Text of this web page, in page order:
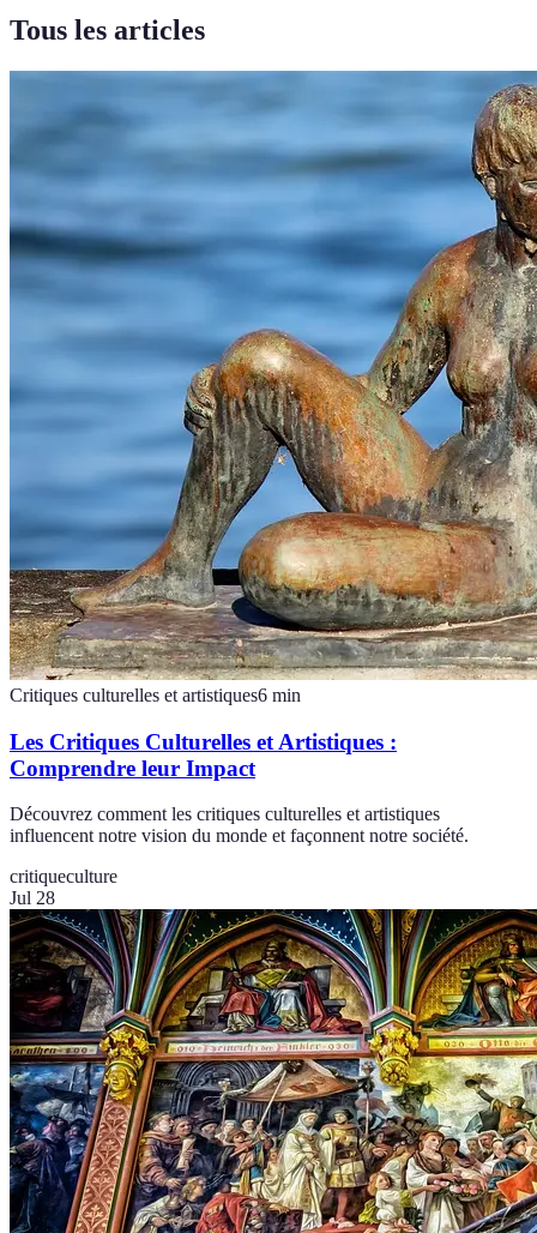
Tous les articles
Critiques culturelles et artistiques6 min
Les Critiques Culturelles et Artistiques :
Comprendre leur Impact
Découvrez comment les critiques culturelles et artistiques
influencent notre vision du monde et façonnent notre société.
critiqueculture
Jul 28